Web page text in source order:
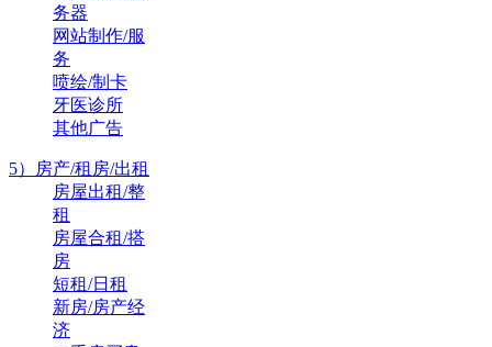
务器
网站制作/服
务
喷绘/制卡
牙医诊所
其他广告
5）房产/租房/出租
房屋出租/整
租
房屋合租/搭
房
短租/日租
新房/房产经
济